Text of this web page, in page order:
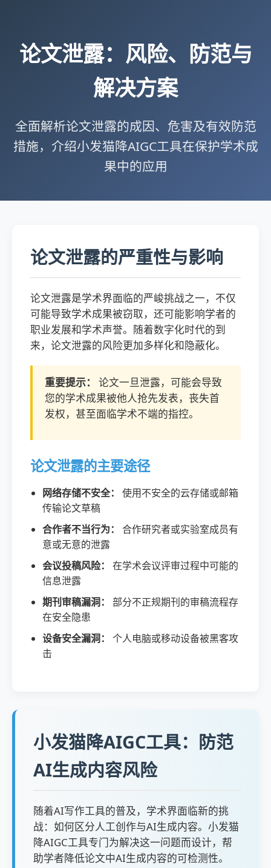
论文泄露：风险、防范与
解决方案
全面解析论文泄露的成因、危害及有效防范
措施，介绍小发猫降AIGC工具在保护学术成
果中的应用
论文泄露的严重性与影响
论文泄露是学术界面临的严峻挑战之一，不仅
可能导致学术成果被窃取，还可能影响学者的
职业发展和学术声誉。随着数字化时代的到
来，论文泄露的风险更加多样化和隐蔽化。
重要提示：
论文一旦泄露，可能会导致
您的学术成果被他人抢先发表，丧失首
发权，甚至面临学术不端的指控。
论文泄露的主要途径
网络存储不安全：
使用不安全的云存储或邮箱
传输论文草稿
合作者不当行为：
合作研究者或实验室成员有
意或无意的泄露
会议投稿风险：
在学术会议评审过程中可能的
信息泄露
期刊审稿漏洞：
部分不正规期刊的审稿流程存
在安全隐患
设备安全漏洞：
个人电脑或移动设备被黑客攻
击
小发猫降AIGC工具：防范
AI生成内容风险
随着AI写作工具的普及，学术界面临新的挑
战：如何区分人工创作与AI生成内容。小发猫
降AIGC工具专门为解决这一问题而设计，帮
助学者降低论文中AI生成内容的可检测性。